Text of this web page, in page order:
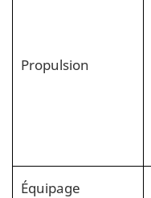
Propulsion
Équipage